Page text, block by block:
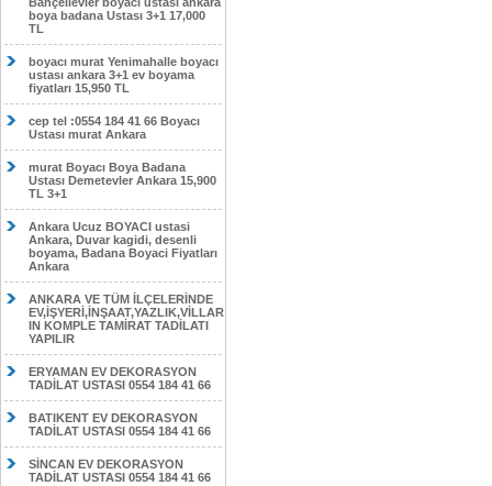
boya badana Ustası 3+1 17,000
TL
boyacı murat Yenimahalle boyacı
ustası ankara 3+1 ev boyama
fiyatları 15,950 TL
cep tel :0554 184 41 66 Boyacı
Ustası murat Ankara
murat Boyacı Boya Badana
Ustası Demetevler Ankara 15,900
TL 3+1
Ankara Ucuz BOYACI ustasi
Ankara, Duvar kagidi, desenli
boyama, Badana Boyaci Fiyatları
Ankara
ANKARA VE TÜM İLÇELERİNDE
EV,İŞYERİ,İNŞAAT,YAZLIK,VİLLAR
IN KOMPLE TAMİRAT TADİLATI
YAPILIR
ERYAMAN EV DEKORASYON
TADİLAT USTASI 0554 184 41 66
BATIKENT EV DEKORASYON
TADİLAT USTASI 0554 184 41 66
SİNCAN EV DEKORASYON
TADİLAT USTASI 0554 184 41 66